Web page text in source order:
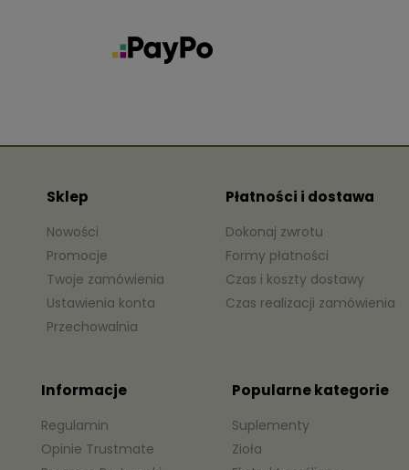
Sklep
Nowości
Promocje
Twoje zamówienia
Ustawienia konta
Przechowalnia
Płatności i dostawa
Dokonaj zwrotu
Formy płatności
Czas i koszty dostawy
Czas realizacji zamówienia
Informacje
Regulamin
Opinie Trustmate
Popularne kategorie
Suplementy
Zioła